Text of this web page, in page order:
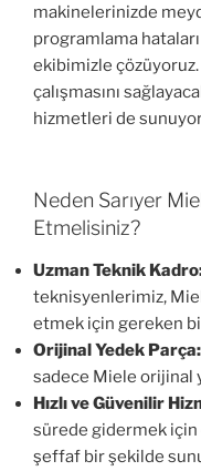
makinelerinizde
programlama
ekibimizle
çalışmasını
hizmetleri de
Neden Sarıyer
Etmelisiniz?
Uzman Teknik
teknisyenlerimiz,
etmek için gereken
Orijinal Yedek Parça:
sadece Miele orijinal
Hızlı ve Güvenilir
sürede gidermek için
şeffaf bir şekilde